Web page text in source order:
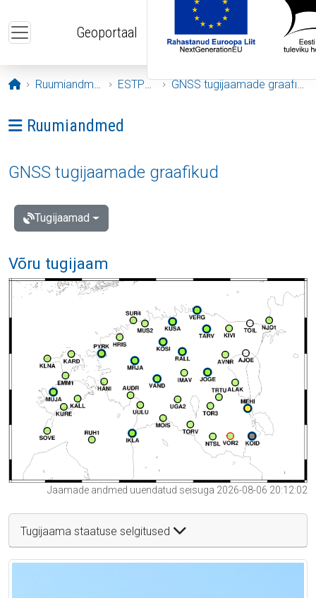
Geoportaal
Avaleht
Ruumiandmed ESTPOS GNSS tugijaamade graafikud
Ava menüü: Ruumiandmed
Ruumiandmed
GNSS tugijaamade graafikud
Tugijaamad
Võru tugijaam
Jaamade andmed uuendatud seisuga 2026-08-06 20:12:02
Tugijaama staatuse selgitused